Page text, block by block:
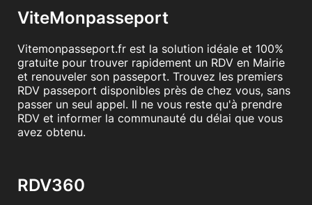
ViteMonpasseport
Vitemonpasseport.fr est la solution idéale et 100%
gratuite pour trouver rapidement un RDV en Mairie
et renouveler son passeport. Trouvez les premiers
RDV passeport disponibles près de chez vous, sans
passer un seul appel. Il ne vous reste qu'à prendre
RDV et informer la communauté du délai que vous
avez obtenu.
RDV360